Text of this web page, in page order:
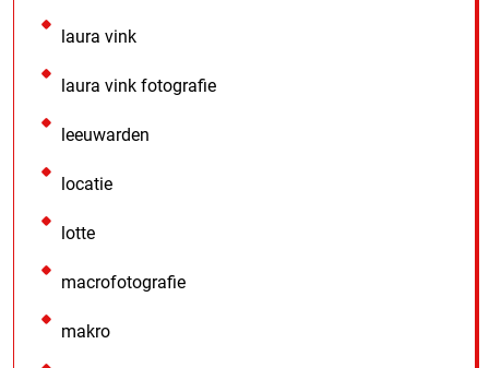
laura vink
laura vink fotografie
leeuwarden
locatie
lotte
macrofotografie
makro